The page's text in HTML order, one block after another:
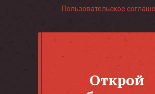
Пользовательское
Открой